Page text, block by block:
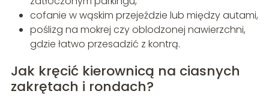
cofanie w wąskim przejeździe lub między autami,
poślizg na mokrej czy oblodzonej nawierzchni,
gdzie łatwo przesadzić z kontrą.
Jak kręcić kierownicą na ciasnych
zakrętach i rondach?